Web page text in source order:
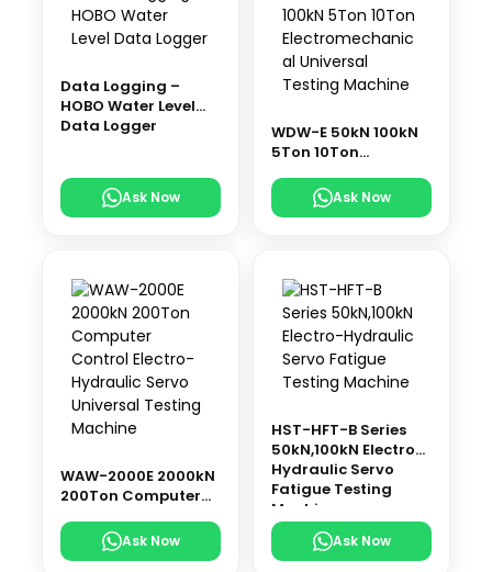
Data Logging –
HOBO Water Level
Data Logger
Ask Now
WDW-E 50kN 100kN
5Ton 10Ton
Universal Testing
Machine
Ask Now
WAW-2000E 2000kN
200Ton Computer
Hydraulic Servo
Universal Testing
Ask Now
HST-HFT-B Series
50kN,100kN Electro-
Hydraulic Servo
Fatigue Testing
Machine
Ask Now